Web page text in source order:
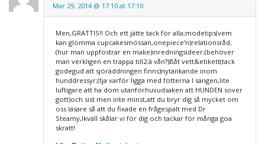
Mar 29, 2014 @ 17:10 at 17:10
Men,GRATTIS!! Och ett jätte tack för alla;modetips(vem
kan glömma cupcakesmössan,onepiece’n)relationsråd;
(hur man uppfostrar en make)inredningsideer;(behöver
man verkligen en trappa till2:à vån?)Båt vett&etikett(tack
godegud att sjöräddningen finns)nytänkande inom
hunddressyr;(tja varför ligga med fötterna I sängen,lite
luftigare att ha dom utanförhuvudsaken att HUNDEN sover
gott)och sist men inte minst,att du bryr dig så mycket om
oss läsare så att du fixade en frågespalt med Dr
Steamy,Ikväll skålar vi för dig och tackar för många goa
skratt!